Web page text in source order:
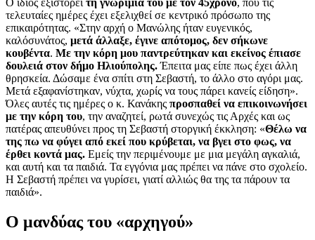
Ο ίδιος εξιστορεί τη γνωριμία του με τον 45χρονο, που τις
τελευταίες ημέρες έχει εξελιχθεί σε κεντρικό πρόσωπο της
επικαιρότητας. «Στην αρχή ο Μανώλης ήταν ευγενικός,
καλόσυνάτος, μετά άλλαξε, έγινε απότομος, δεν σήκωνε
κουβέντα. Με την κόρη μου παντρεύτηκαν και εκείνος έπιασε
δουλειά στον δήμο Ηλιούπολης.Έπειτα μας είπε πως έχει άλλη
θρησκεία. Δώσαμε ένα σπίτι στη Σεβαστή, το άλλο στο αγόρι μας.
Μετά εξαφανίστηκαν, νύχτα, χωρίς να τους πάρει κανείς είδηση».
Όλες αυτές τις ημέρες ο κ. Κανάκης προσπαθεί να επικοινωνήσει
με την κόρη του, την αναζητεί, ρωτά συνεχώς τις Αρχές και ως
πατέρας απευθύνει προς τη Σεβαστή στοργική έκκληση: «Θέλω να
της πω να φύγει από εκεί που κρύβεται, να βγει στο φως, να
έρθει κοντά μας. Εμείς την περιμένουμε με μια μεγάλη αγκαλιά,
και αυτή και τα παιδιά. Τα εγγόνια μας πρέπει να πάνε στο σχολείο.
Η Σεβαστή πρέπει να γυρίσει, γιατί αλλιώς θα της τα πάρουν τα
παιδιά».
Ο μανδύας του «αρχηγού»